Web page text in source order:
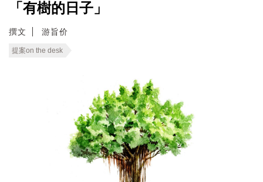
「有樹的日子」
撰文 游旨价
提案on the desk